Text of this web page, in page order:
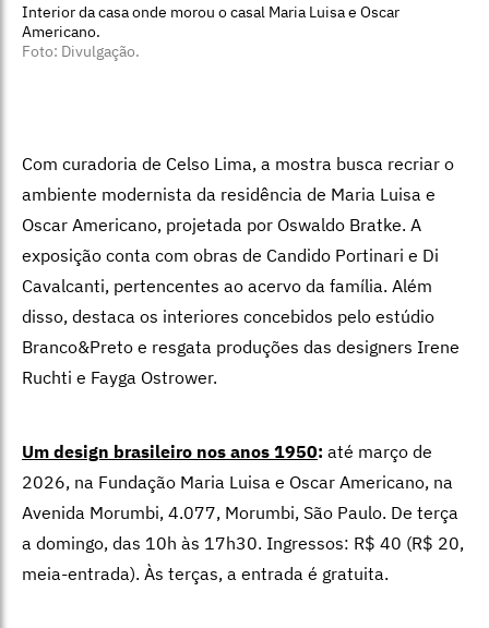
Interior da casa onde morou o casal Maria Luisa e Oscar
Americano.
Foto: Divulgação.
Com curadoria de Celso Lima, a mostra busca recriar o
ambiente modernista da residência de Maria Luisa e
Oscar Americano, projetada por Oswaldo Bratke. A
exposição conta com obras de Candido Portinari e Di
Cavalcanti, pertencentes ao acervo da família. Além
disso, destaca os interiores concebidos pelo estúdio
Branco&Preto e resgata produções das designers Irene
Ruchti e Fayga Ostrower.
Um design brasileiro nos anos 1950: até março de
2026, na Fundação Maria Luisa e Oscar Americano, na
Avenida Morumbi, 4.077, Morumbi, São Paulo. De terça
a domingo, das 10h às 17h30. Ingressos: R$ 40 (R$ 20,
meia-entrada). Às terças, a entrada é gratuita.